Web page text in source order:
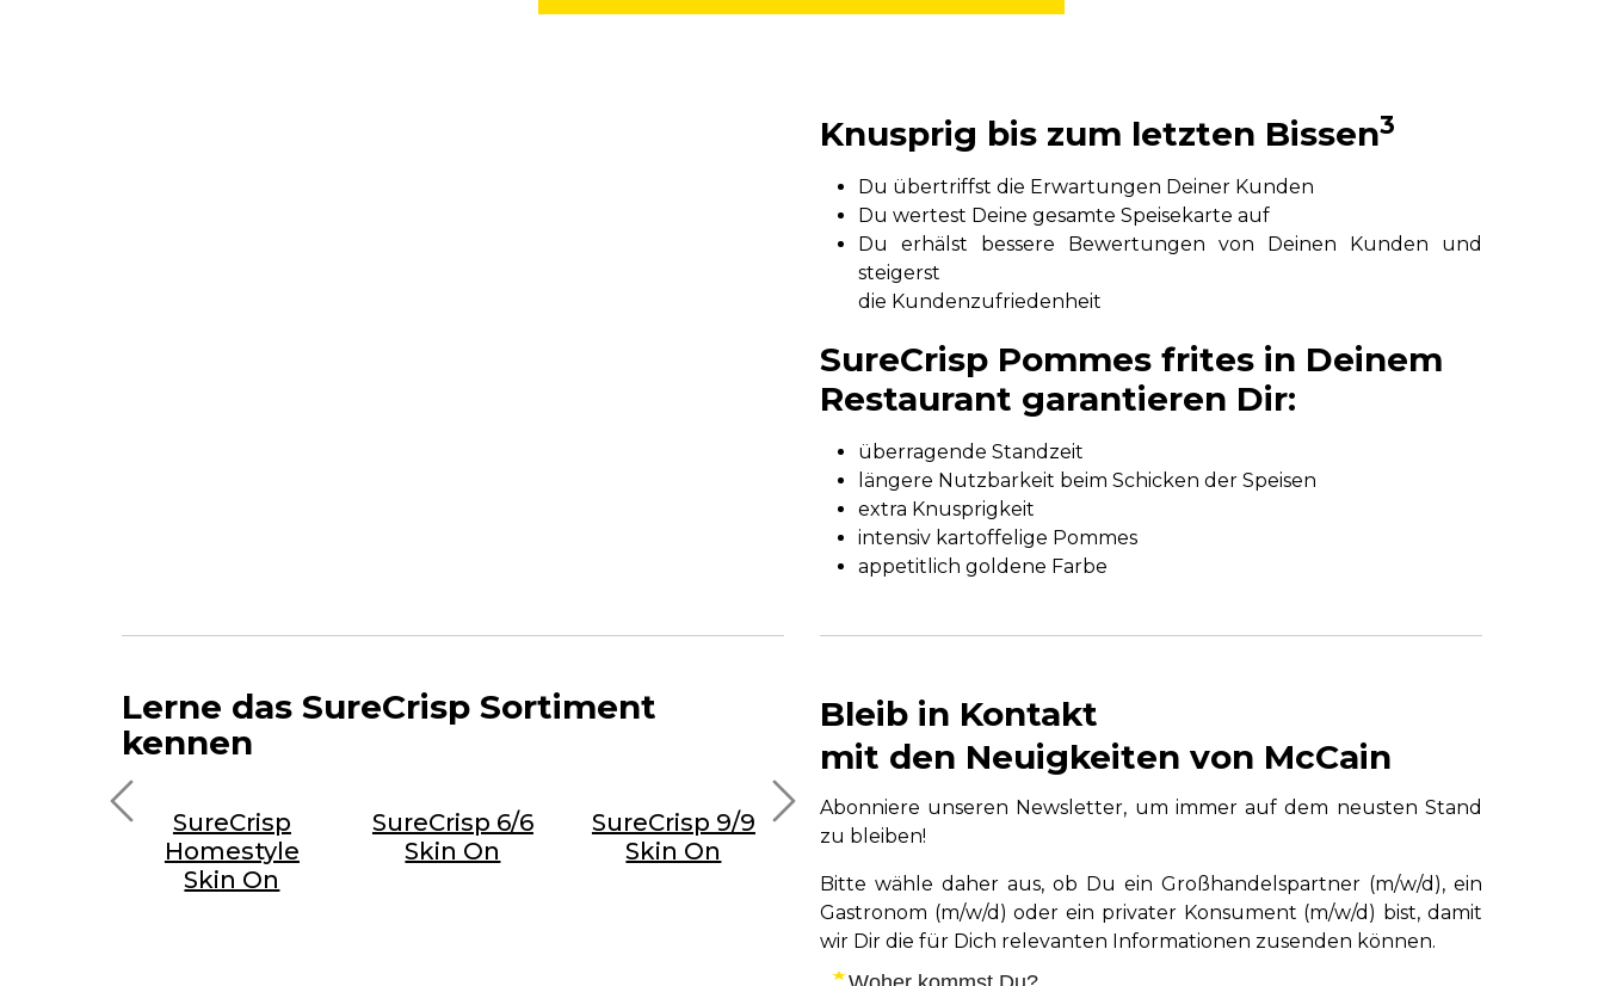
Knusprig bis zum letzten Bissen3
Du übertriffst die Erwartungen Deiner Kunden
Du wertest Deine gesamte Speisekarte auf
Du erhälst bessere Bewertungen von Deinen Kunden und
steigerst
die Kundenzufriedenheit
SureCrisp Pommes frites in Deinem
Restaurant garantieren Dir:
überragende Standzeit
längere Nutzbarkeit beim Schicken der Speisen
extra Knusprigkeit
intensiv kartoffelige Pommes
appetitlich goldene Farbe
Lerne das SureCrisp Sortiment
kennen
SureCrisp
Homestyle
Skin On
SureCrisp 6/6
Skin On
SureCrisp 9/9
Skin On
SureCrisp
Crinkle
SureCrisp 6/6 SureCrisp 9/9
Bleib in Kontakt
mit den Neuigkeiten von McCain
Abonniere unseren Newsletter, um immer auf dem neusten Stand
zu bleiben!
Bitte wähle daher aus, ob Du ein Großhandelspartner (m/w/d), ein
Gastronom (m/w/d) oder ein privater Konsument (m/w/d) bist, damit
wir Dir die für Dich relevanten Informationen zusenden können.